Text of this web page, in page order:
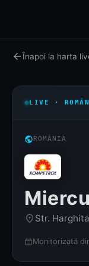
arrow_backÎnapoi la harta
LIVE ·
publicROMÂNIA
place Str.
calendar_month Monitorizată